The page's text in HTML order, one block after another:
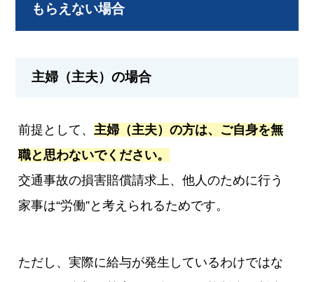
もらえない場合
主婦（主夫）の場合
前提として、主婦（主夫）の方は、ご自身を無
職と思わないでください。
交通事故の損害賠償請求上、他人のために行う
家事は“労働”と考えられるためです。
ただし、実際に給与が発生しているわけではな